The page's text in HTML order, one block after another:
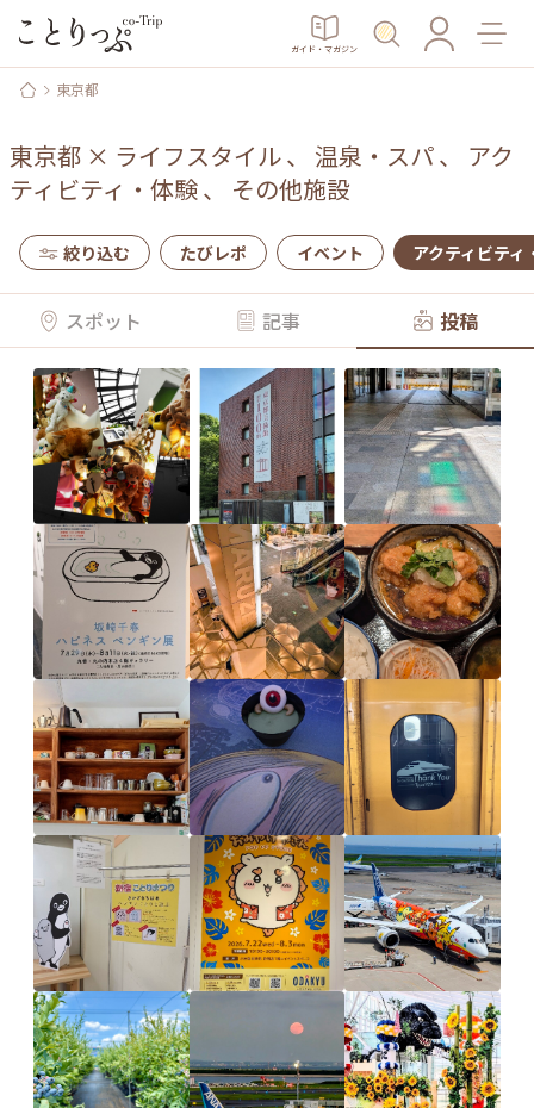
ガイド・マガジン
東京都
東京都 × ライフスタイル、 温泉・スパ、 アク
ティビティ・体験、 その他施設
絞り込む たびレポ イベント アクティビティ
スポット 記事 投稿